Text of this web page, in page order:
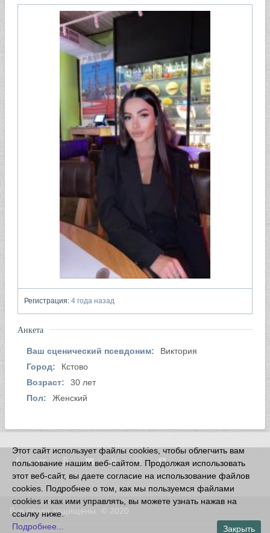
Регистрация: 4 года назад
Анкета
Ваш сценический псевдоним:
Виктория
Город:
Кстово
Возраст:
30 лет
Пол:
Женский
Все права защищены © 2020
Этот сайт использует файлы cookies, чтобы облегчить вам
пользование нашим веб-сайтом. Продолжая использовать
этот веб-сайт, вы даете согласие на использование файлов
cookies. Подробнее о том, как мы пользуемся файлами
cookies и как ими управлять, вы можете узнать нажав на
ссылку ниже.
Подробнее...